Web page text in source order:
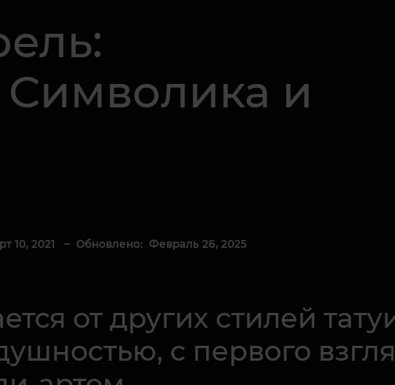
и
10, 2021 – Обновлено: Февраль 26, 2025
от других стилей
с первого